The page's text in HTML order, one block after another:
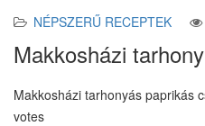
NÉPSZERŰ RECEPTEK
Makkosházi
Makkosházi tarhonyás paprikás
votes